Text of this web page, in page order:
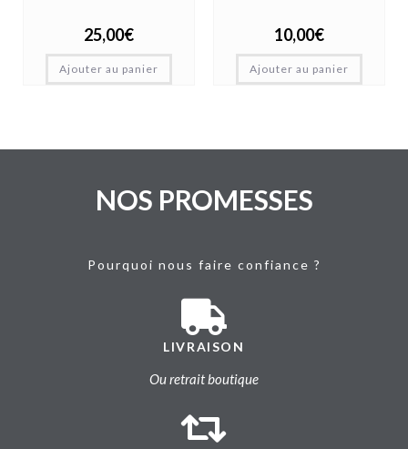
25,00€
Ajouter au panier
10,00€
Ajouter au panier
NOS PROMESSES
Pourquoi nous faire confiance ?
LIVRAISON
Ou retrait boutique